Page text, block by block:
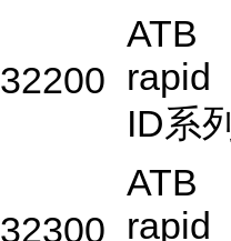
32200
ATB
rapid
ID系列
32300
ATB
rapid